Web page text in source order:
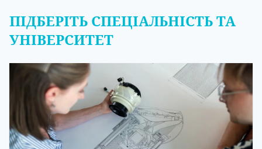
ПІДБЕРІТЬ СПЕЦІАЛЬНІСТЬ ТА
УНІВЕРСИТЕТ